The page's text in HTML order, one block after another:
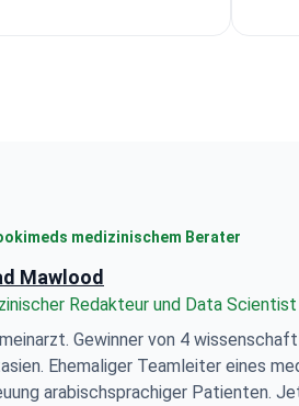
medizinischem Berater
Mawlood
Redakteur und Data Scientist
Gewinner von 4
Ehemaliger Teamleiter eines
arabischsprachiger Patienten.